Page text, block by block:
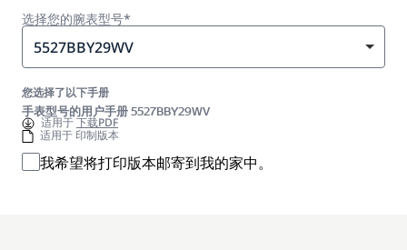
选择您的腕表型号*
5527BBY29WV
您选择了以下手册
手表型号的用户手册 5527BBY29WV
适用于下载PDF
适用于 印制版本
我希望将打印版本邮寄到我的家中。